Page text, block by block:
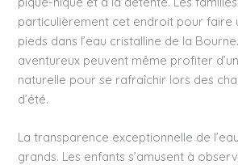
particulièrement cet endroit pour faire
pieds dans l’eau cristalline de la
aventureux peuvent même profiter
naturelle pour se rafraîchir lors des
d’été.
La transparence exceptionnelle de
grands. Les enfants s’amusent à